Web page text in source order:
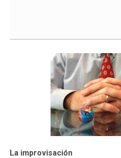
La improvisación